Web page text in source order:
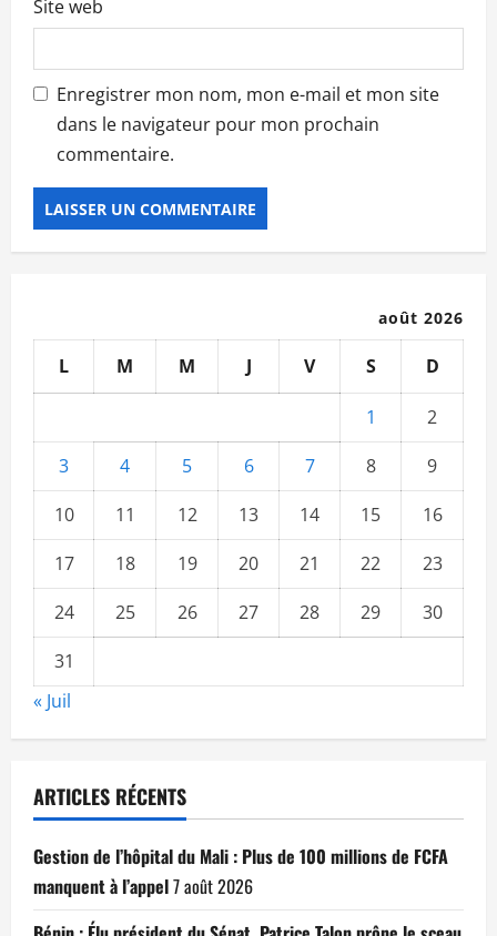
Site web
Enregistrer mon nom, mon e-mail et mon site
dans le navigateur pour mon prochain
commentaire.
août 2026
L M M J V S D
1
2
3
4 5 6 7 8
9
10
11 12 13 14 15
16
17
18 19 20 21 22
23
24
25 26 27 28 29
30
31
« Juil
ARTICLES RÉCENTS
Gestion de l’hôpital du Mali : Plus de 100 millions de FCFA
manquent à l’appel7 août 2026